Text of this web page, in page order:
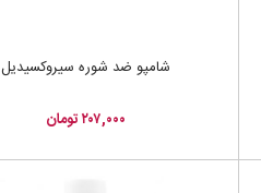
شامپو ضد شوره سیروکسیدیل
۲۰۷,۰۰۰ تومان